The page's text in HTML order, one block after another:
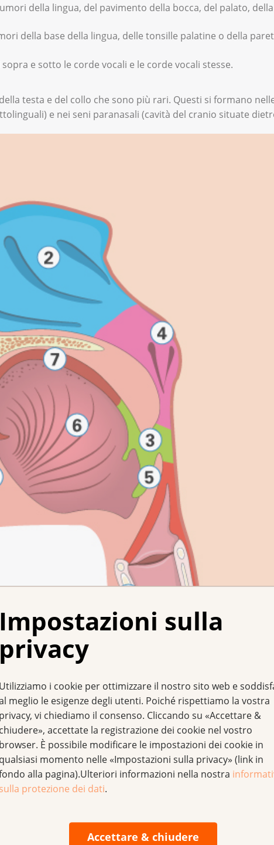
Impostazioni sulla
privacy
Utilizziamo i cookie per ottimizzare il nostro sito web e
meglio le esigenze degli utenti. Poiché rispettiamo la vostra
privacy, vi chiediamo il consenso. Cliccando su «Accettare &
chiudere», accettate la registrazione dei cookie nel vostro
browser. È possibile modificare le impostazioni dei cookie in
qualsiasi momento nelle «Impostazioni sulla privacy» (link in
alla pagina).Ulteriori informazioni nella nostra
sulla protezione dei dati.
Accettare & chiudere
della lingua, del pavimento della bocca, del palato,
della base della lingua, delle tonsille palatine o della
e sotto le corde vocali e le corde vocali stesse.
testa e del collo che sono più rari. Questi si formano
e nei seni paranasali (cavità del cranio situate
nasali; 3: faringe; 4: ugola; 5: epiglottide; 6: lingua; 7: cavità orale;
contro il cancro)
sintomi di un cancro
testa e del collo?